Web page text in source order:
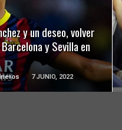
y un deseo, volver
y Sevilla en
7 JUNIO, 2022
LEER MÁS